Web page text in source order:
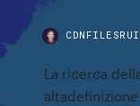
La ricerca
altadefinizione